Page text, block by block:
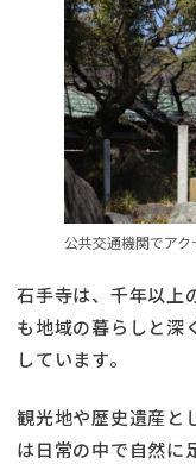
公共交通機関でア
石手寺は、千年以上
も地域の暮らしと深
しています。
観光地や歴史遺産と
は日常の中で自然に